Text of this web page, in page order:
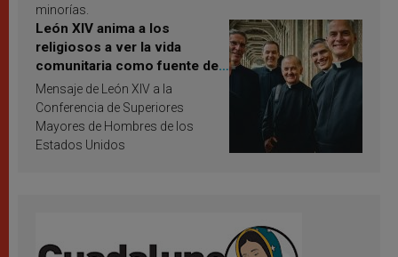
minorías.
León XIV anima a los
religiosos a ver la vida
comunitaria como fuente de
inspiración y santificación
Mensaje de León XIV a la
Conferencia de Superiores
Mayores de Hombres de los
Estados Unidos